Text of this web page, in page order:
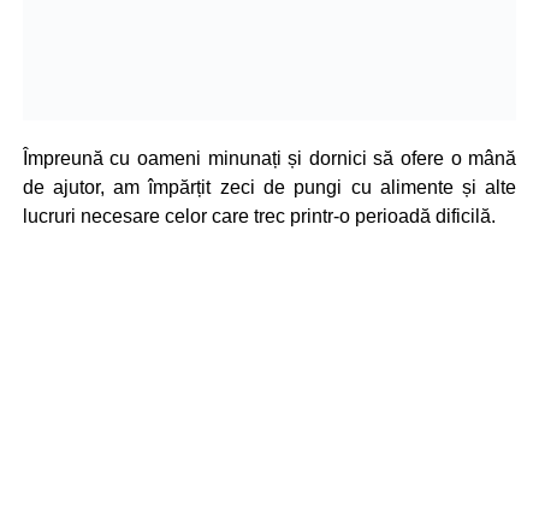
Împreună cu oameni minunați și dornici să ofere o mână
de ajutor, am împărțit zeci de pungi cu alimente și alte
lucruri necesare celor care trec printr-o perioadă dificilă.